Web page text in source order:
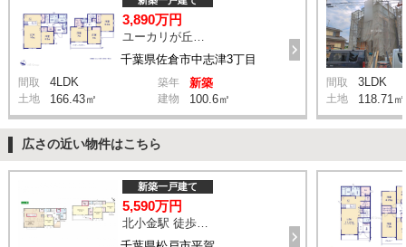
千葉県佐倉市中志津3丁目
3,890万円
間取 4LDK 築年 新築
土地 166.43㎡ 建物 100.6㎡
間取 3LDK
土地 118.71㎡
広さの近い物件はこちら
新築一戸建て
5,590万円
北小金駅 徒歩9分